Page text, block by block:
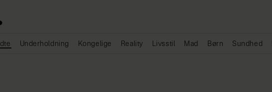
Underholdning Kongelige Reality Livsstil Mad Børn Sundhed